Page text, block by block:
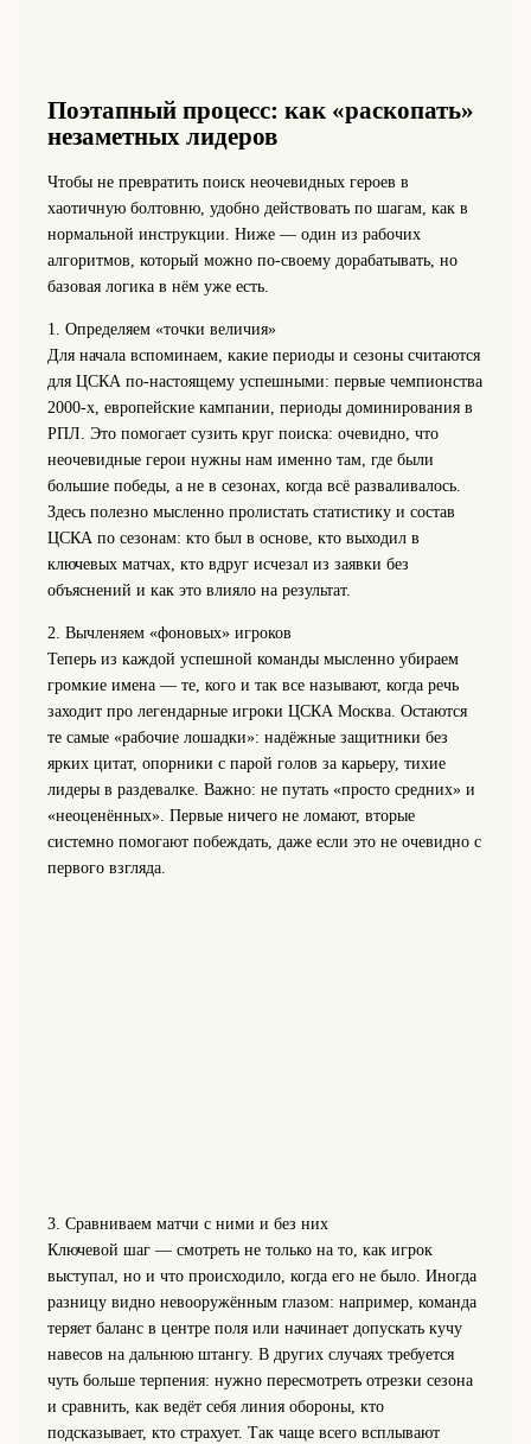
Поэтапный процесс: как «раскопать»
незаметных лидеров
Чтобы не превратить поиск неочевидных героев в
хаотичную болтовню, удобно действовать по шагам, как в
нормальной инструкции. Ниже — один из рабочих
алгоритмов, который можно по-своему дорабатывать, но
базовая логика в нём уже есть.
1. Определяем «точки величия»
Для начала вспоминаем, какие периоды и сезоны считаются
для ЦСКА по-настоящему успешными: первые чемпионства
2000-х, европейские кампании, периоды доминирования в
РПЛ. Это помогает сузить круг поиска: очевидно, что
неочевидные герои нужны нам именно там, где были
большие победы, а не в сезонах, когда всё разваливалось.
Здесь полезно мысленно пролистать статистику и состав
ЦСКА по сезонам: кто был в основе, кто выходил в
ключевых матчах, кто вдруг исчезал из заявки без
объяснений и как это влияло на результат.
2. Вычленяем «фоновых» игроков
Теперь из каждой успешной команды мысленно убираем
громкие имена — те, кого и так все называют, когда речь
заходит про легендарные игроки ЦСКА Москва. Остаются
те самые «рабочие лошадки»: надёжные защитники без
ярких цитат, опорники с парой голов за карьеру, тихие
лидеры в раздевалке. Важно: не путать «просто средних» и
«неоценённых». Первые ничего не ломают, вторые
системно помогают побеждать, даже если это не очевидно с
первого взгляда.
3. Сравниваем матчи с ними и без них
Ключевой шаг — смотреть не только на то, как игрок
выступал, но и что происходило, когда его не было. Иногда
разницу видно невооружённым глазом: например, команда
теряет баланс в центре поля или начинает допускать кучу
навесов на дальнюю штангу. В других случаях требуется
чуть больше терпения: нужно пересмотреть отрезки сезона
и сравнить, как ведёт себя линия обороны, кто
подсказывает, кто страхует. Так чаще всего всплывают